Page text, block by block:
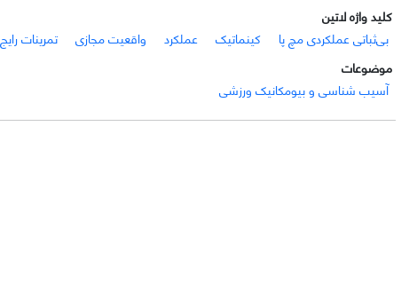
کلید واژه لاتین
بی‌ثباتی عملکردی مچ پا
کینماتیک عملکرد واقعیت مجازی
تمرینات رایج
موضوعات
آسیب شناسی و بیومکانیک ورزشی